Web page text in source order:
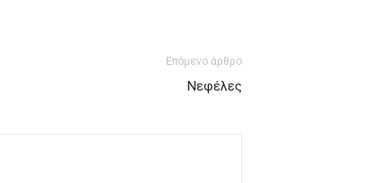
Επόμενο άρθρο
Νεφέλες